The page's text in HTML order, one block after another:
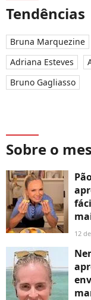
Tendências
Bruna Marquezine
Adriana Esteves
Bruno Gagliasso
Sobre o
12